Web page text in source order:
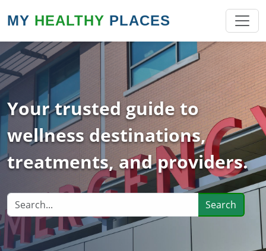
MY HEALTHY PLACES
Your trusted guide to
wellness destinations,
treatments, and providers.
Search